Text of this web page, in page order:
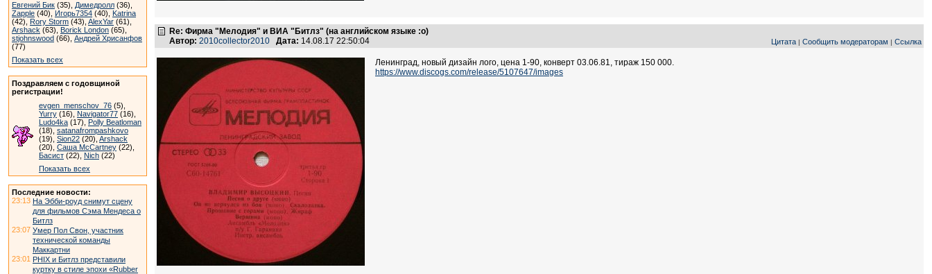
Евгений Бик (35), Димедролл (36),
Zapple (40), Игорь7354 (40), Katrina
(42), Rory Storm (43), AlexYar (61),
Arshack (63), Borick London (65),
stjohnswood (66), Андрей Хрисанфов
(77)
Показать всех
Поздравляем с годовщиной
регистрации!
evgen_menschov_76 (5),
Yurry (16), Navigator77 (16),
Ludo4ka (17), Polly Beatloman
(18), satanafrompashkovo
(19), Sion22 (20), Arshack
(20), Саша McCartney (22),
Басист (22), Nich (22)
Показать всех
Последние новости:
23:13 На Эбби-роуд снимут сцену
для фильмов Сэма Мендеса о
Битлз
23:07 Умер Пол Свон, участник
технической команды
Маккартни
23:01 PHIX и Битлз представили
куртку в стиле эпохи «Rubber
Re: Фирма "Мелодия" и ВИА "Битлз" (на английском языке :о)
Автор: 2010collector2010 Дата: 14.08.17 22:50:04 Цитата | Сообщить модераторам | Ссылка
Ленинград, новый дизайн лого, цена 1-90, конверт 03.06.81, тираж 150 000.
https://www.discogs.com/release/5107647/images